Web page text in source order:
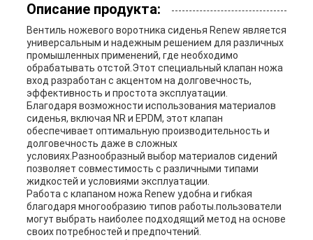
POLICY
Описание продукта:
Вентиль ножевого воротника сиденья Renew является
универсальным и надежным решением для различных
промышленных применений, где необходимо
обрабатывать отстой.Этот специальный клапан ножа
вход разработан с акцентом на долговечность,
эффективность и простота эксплуатации.
Благодаря возможности использования материалов
сиденья, включая NR и EPDM, этот клапан
обеспечивает оптимальную производительность и
долговечность даже в сложных
условиях.Разнообразный выбор материалов сидений
позволяет совместимость с различными типами
жидкостей и условиями эксплуатации.
Работа с клапаном ножа Renew удобна и гибкая
благодаря многообразию типов работы.пользователи
могут выбрать наиболее подходящий метод на основе
своих потребностей и предпочтений.